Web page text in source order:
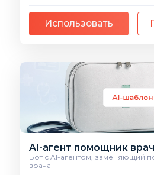
Использовать
AI-агент помощник
Бот с AI-агентом, заменяющий
врача